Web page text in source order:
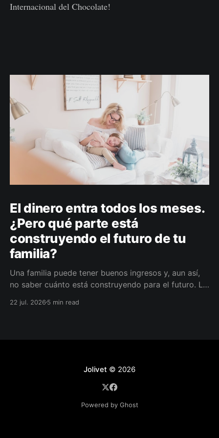
Internacional del Chocolate!
El dinero entra todos los meses.
¿Pero qué parte está
construyendo el futuro de tu
familia?
Una familia puede tener buenos ingresos y, aun así,
no saber cuánto está construyendo para el futuro. La
darle a cada parte del ingreso un propósito, un plazo
22 jul. 20265 min read
Jolivet © 2026
Powered by Ghost